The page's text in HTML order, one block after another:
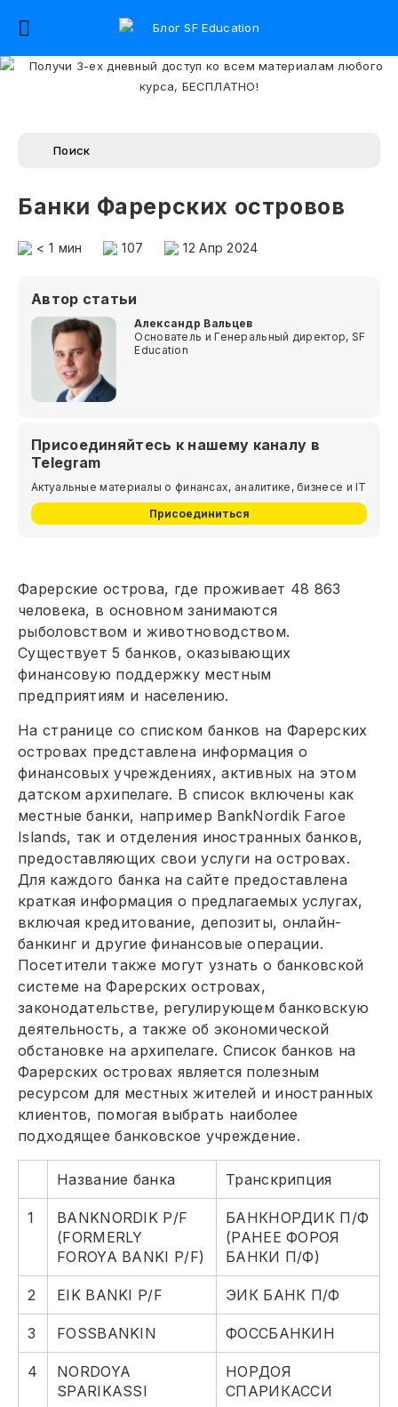
Банки Фарерских островов
< 1 мин 107 12 Апр 2024
Автор статьи
Александр Вальцев
Основатель и Генеральный директор, SF
Education
Присоединяйтесь к нашему каналу в
Telegram
Актуальные материалы о финансах, аналитике, бизнесе и IT
Присоединиться
Фарерские острова, где проживает 48 863
человека, в основном занимаются
рыболовством и животноводством.
Существует 5 банков, оказывающих
финансовую поддержку местным
предприятиям и населению.
На странице со списком банков на Фарерских
островах представлена информация о
финансовых учреждениях, активных на этом
датском архипелаге. В список включены как
местные банки, например BankNordik Faroe
Islands, так и отделения иностранных банков,
предоставляющих свои услуги на островах.
Для каждого банка на сайте предоставлена
краткая информация о предлагаемых услугах,
включая кредитование, депозиты, онлайн-
банкинг и другие финансовые операции.
Посетители также могут узнать о банковской
системе на Фарерских островах,
законодательстве, регулирующем банковскую
деятельность, а также об экономической
обстановке на архипелаге. Список банков на
Фарерских островах является полезным
ресурсом для местных жителей и иностранных
клиентов, помогая выбрать наиболее
подходящее банковское учреждение.
Название банка Транскрипция
1
BANKNORDIK P/F
(FORMERLY
FOROYA BANKI P/F)
БАНКНОРДИК П/Ф
(РАНЕЕ ФОРОЯ
БАНКИ П/Ф)
2 EIK BANKI P/F ЭИК БАНК П/Ф
3 FOSSBANKIN ФОССБАНКИН
4
NORDOYA
SPARIKASSI
НОРДОЯ
СПАРИКАССИ